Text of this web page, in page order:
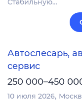
Стабильную…
Автослесарь,
сервис
250 000–450
10 июля 2026